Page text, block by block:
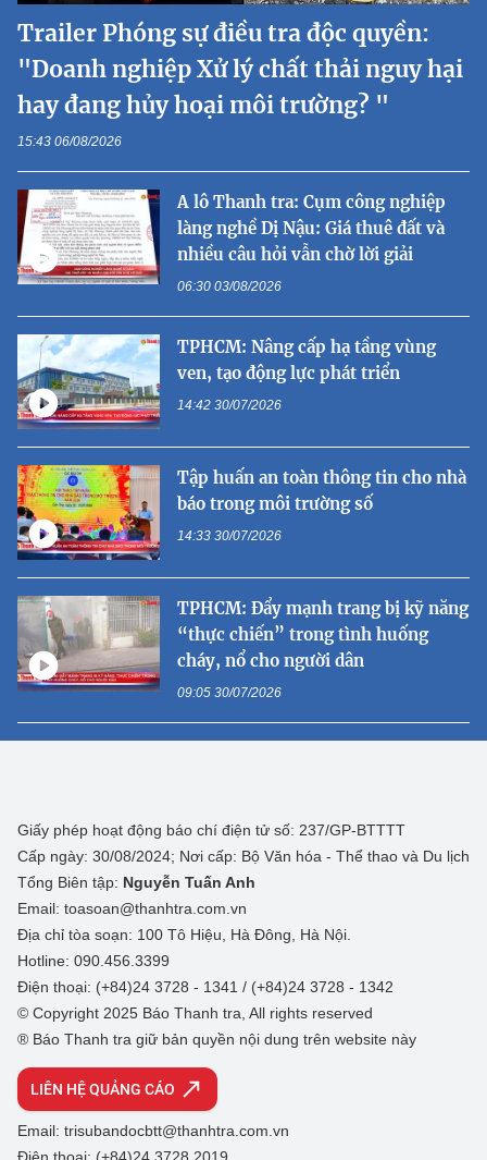
Trailer Phóng sự điều tra độc quyền:
"Doanh nghiệp Xử lý chất thải nguy hại
hay đang hủy hoại môi trường? "
15:43 06/08/2026
A lô Thanh tra: Cụm công nghiệp
làng nghề Dị Nậu: Giá thuê đất và
nhiều câu hỏi vẫn chờ lời giải
06:30 03/08/2026
TPHCM: Nâng cấp hạ tầng vùng
ven, tạo động lực phát triển
14:42 30/07/2026
Tập huấn an toàn thông tin cho nhà
báo trong môi trường số
14:33 30/07/2026
TPHCM: Đẩy mạnh trang bị kỹ năng
“thực chiến” trong tình huống
cháy, nổ cho người dân
09:05 30/07/2026
Giấy phép hoạt động báo chí điện tử số: 237/GP-BTTTT
Cấp ngày: 30/08/2024; Nơi cấp: Bộ Văn hóa - Thể thao và Du lịch
Tổng Biên tập: Nguyễn Tuấn Anh
Email: toasoan@thanhtra.com.vn
Địa chỉ tòa soạn: 100 Tô Hiệu, Hà Đông, Hà Nội.
Hotline: 090.456.3399
Điện thoại: (+84)24 3728 - 1341 / (+84)24 3728 - 1342
© Copyright 2025 Báo Thanh tra, All rights reserved
® Báo Thanh tra giữ bản quyền nội dung trên website này
LIÊN HỆ QUẢNG CÁO
Email: trisubandocbtt@thanhtra.com.vn